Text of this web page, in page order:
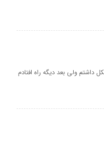
داشتم ولی بعد دیگه راه افتادم